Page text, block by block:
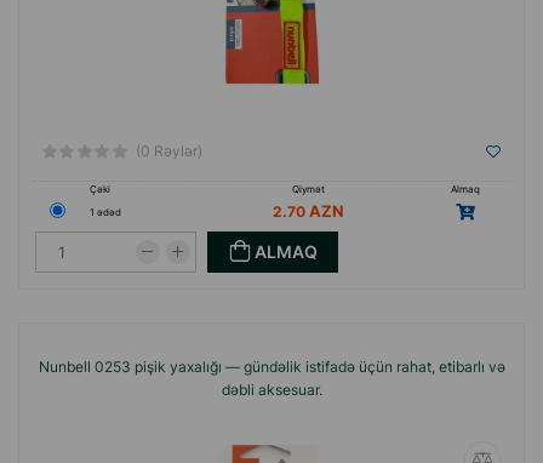
(0 Rəylər)
Çəki Qiymət
Almaq
1 ədəd
2.70
ALMAQ
Nunbell 0253 pişik yaxalığı — gündəlik istifadə üçün rahat, etibarlı və
dəbli aksesuar.